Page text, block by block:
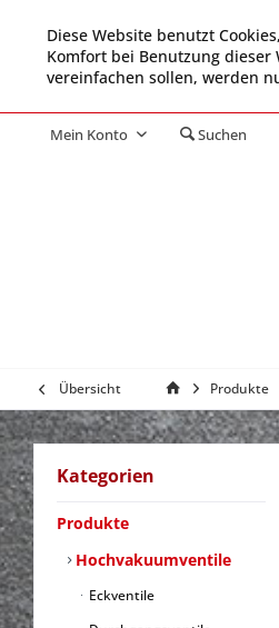
Diese Website benutzt
Komfort bei Benutzung
vereinfachen sollen, werden
Mein Konto Suchen
Übersicht Produkte
Kategorien
Produkte
Hochvakuumventile
Eckventile